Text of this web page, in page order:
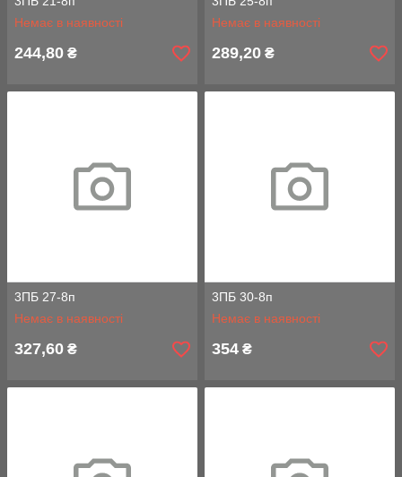
Немає в наявності
244,80 ₴
Немає в наявності
289,20 ₴
3ПБ 27-8п
Немає в наявності
327,60 ₴
3ПБ 30-8п
Немає в наявності
354 ₴